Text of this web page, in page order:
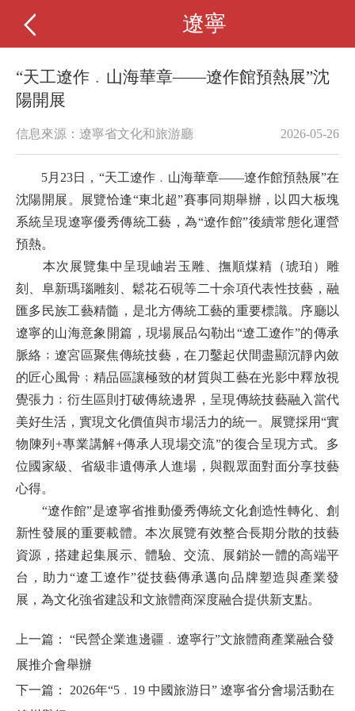
遼寧
“天工遼作﹒山海華章——遼作館預熱展”沈
陽開展
信息來源：遼寧省文化和旅游廳 2026-05-26
5月23日，“天工遼作﹒山海華章——遼作館預熱展”在
沈陽開展。展覽恰逢“東北超”賽事同期舉辦，以四大板塊
系統呈現遼寧優秀傳統工藝，為“遼作館”後續常態化運營
預熱。
本次展覽集中呈現岫岩玉雕、撫順煤精（琥珀）雕
刻、阜新瑪瑙雕刻、鬆花石硯等二十余項代表性技藝，融
匯多民族工藝精髓，是北方傳統工藝的重要標識。序廳以
遼寧的山海意象開篇，現場展品勾勒出“遼工遼作”的傳承
脈絡﹔遼宮區聚焦傳統技藝，在刀鑿起伏間盡顯沉靜內斂
的匠心風骨﹔精品區讓極致的材質與工藝在光影中釋放視
覺張力﹔衍生區則打破傳統邊界，呈現傳統技藝融入當代
美好生活，實現文化價值與市場活力的統一。展覽採用“實
物陳列+專業講解+傳承人現場交流”的復合呈現方式。多
位國家級、省級非遺傳承人進場，與觀眾面對面分享技藝
心得。
“遼作館”是遼寧省推動優秀傳統文化創造性轉化、創
新性發展的重要載體。本次展覽有效整合長期分散的技藝
資源，搭建起集展示、體驗、交流、展銷於一體的高端平
台，助力“遼工遼作”從技藝傳承邁向品牌塑造與產業發
展，為文化強省建設和文旅體商深度融合提供新支點。
上一篇： “民營企業進邊疆﹒遼寧行”文旅體商產業融合發
展推介會舉辦
下一篇： 2026年“5﹒19 中國旅游日” 遼寧省分會場活動在